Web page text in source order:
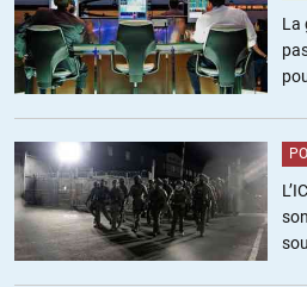
certains preferent jeûner avec les
poules…
sans doute ce que nous sommes
batterie.
ALERTER
vérité2014//03.11.2014 à
Le prétexte pour relancer la guerre est
La